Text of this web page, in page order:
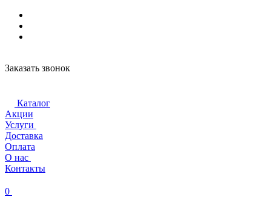
Заказать звонок
Каталог
Акции
Услуги
Доставка
Оплата
О нас
Контакты
0